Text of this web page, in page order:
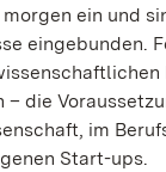
ein und
eingebunden.
– die
im
Start-ups.